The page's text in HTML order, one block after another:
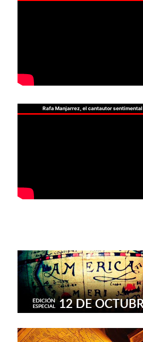
Rafa Manjarrez, el cantautor sentimental